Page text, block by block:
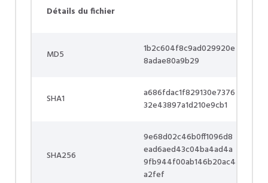
Détails du fichier
MD5
1b2c604f8c9ad029920e
8adae80a9b29
SHA1
a686fdac1f829130e7376
32e43897a1d210e9cb1
SHA256
9e68d02c46b0ff1096d8
ead6aed43c04ba4ad4a
9fb944f00ab146b20ac4
a2fef